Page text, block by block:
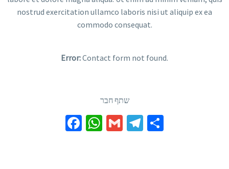
nostrud exercitation ullamco laboris nisi ut aliquip ex ea
commodo consequat.
Error:Contact form not found.
שתף חבר
Facebook
WhatsApp
GmailTelegram